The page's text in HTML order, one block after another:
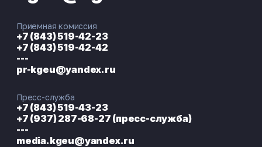
Приемная комиссия
+7 (843) 519-42-23
+7 (843) 519-42-42
---
pr-kgeu@yandex.ru
Пресс-служба
+7 (843) 519-43-23
+7 (937) 287-68-27 (пресс-служба)
---
media.kgeu@yandex.ru